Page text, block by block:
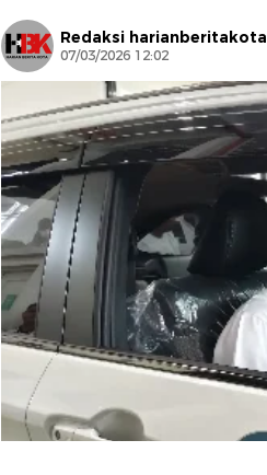
Redaksi harianberitakota
07/03/2026 12:02